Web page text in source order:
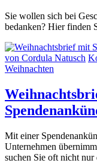
Sie wollen sich bei
bedanken? Hier finden
von Cordula Natusch
Weihnachten
Mit einer
Unternehmen
suchen Sie oft nicht nur